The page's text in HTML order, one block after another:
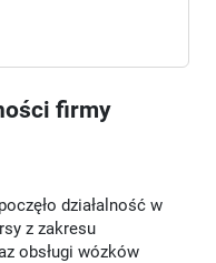
firmy
działalność w
z zakresu
obsługi wózków